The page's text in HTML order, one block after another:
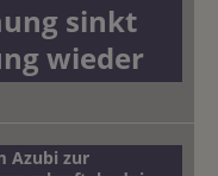
sinkt
wieder
Azubi zur